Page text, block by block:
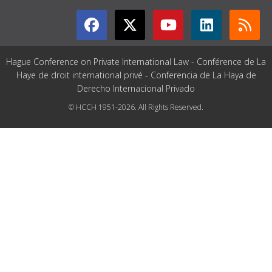
Hague Conference on Private International Law - Conférence de La
Haye de droit international privé - Conferencia de La Haya de
Derecho Internacional Privado
© HCCH 1951-2026. All Rights Reserved.